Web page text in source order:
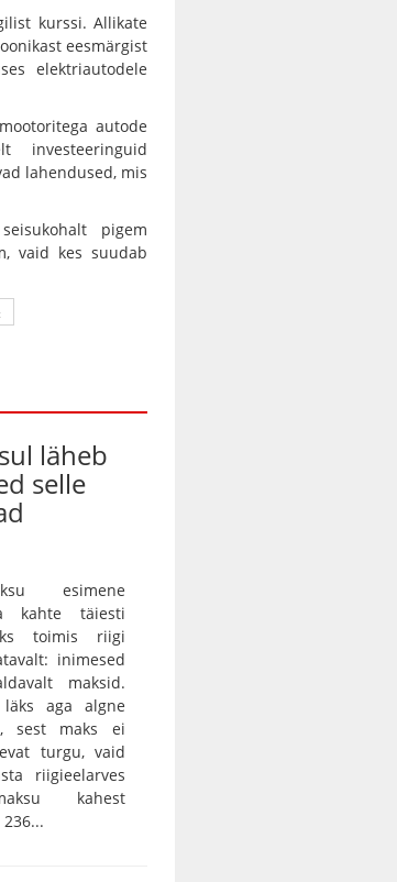
kurssi. Allikate
eesmärgist
elektriautodele
autode
lahendused, mis
pigem
vaid kes suudab
läheb
selle
esimene
kahte täiesti
toimis riigi
inimesed
maksid.
läks aga algne
sest maks ei
turgu, vaid
riigieelarves
kahest